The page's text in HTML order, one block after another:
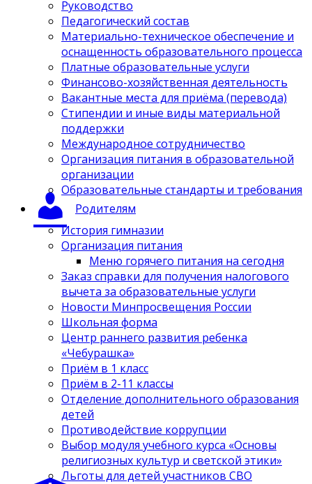
Руководство
Педагогический состав
Материально-техническое обеспечение и
оснащенность образовательного процесса
Платные образовательные услуги
Финансово-хозяйственная деятельность
Вакантные места для приёма (перевода)
Стипендии и иные виды материальной
поддержки
Международное сотрудничество
Организация питания в образовательной
организации
Образовательные стандарты и требования
Родителям
История гимназии
Организация питания
Меню горячего питания на сегодня
Заказ справки для получения налогового
вычета за образовательные услуги
Новости Минпросвещения России
Школьная форма
Центр раннего развития ребенка
«Чебурашка»
Приём в 1 класс
Приём в 2-11 классы
Отделение дополнительного образования
детей
Противодействие коррупции
Выбор модуля учебного курса «Основы
религиозных культур и светской этики»
Льготы для детей участников СВО